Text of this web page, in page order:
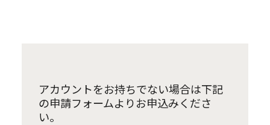
アカウントをお持ちでない場合は下記
の申請フォームよりお申込みくださ
い。